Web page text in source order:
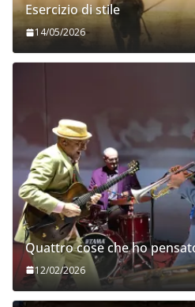
Esercizio di stile
14/05/2026
Quattro cose che ho
12/02/2026